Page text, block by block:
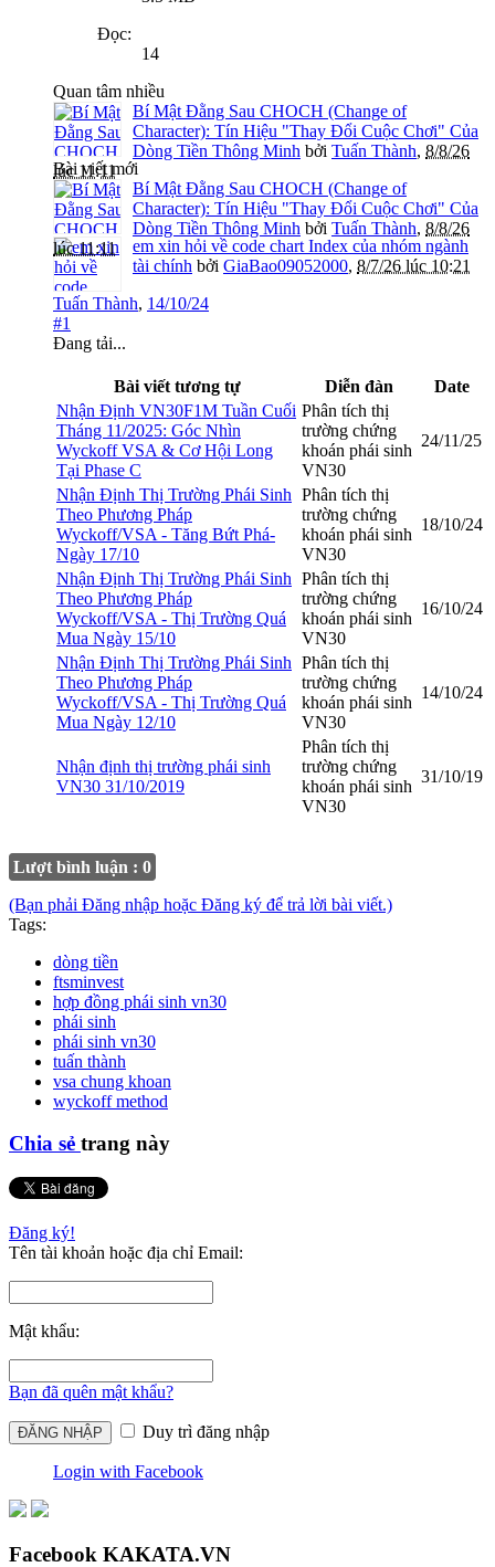
Đọc:
14
Quan tâm nhiều
Bí Mật Đằng Sau CHOCH (Change of
Character): Tín Hiệu "Thay Đổi Cuộc Chơi" Của
Dòng Tiền Thông Minh bởi Tuấn Thành, 8/8/26
lúc 11:11
Bài viết mới
Bí Mật Đằng Sau CHOCH (Change of
Character): Tín Hiệu "Thay Đổi Cuộc Chơi" Của
Dòng Tiền Thông Minh bởi Tuấn Thành, 8/8/26
lúc 11:11
em xin hỏi về code chart Index của nhóm ngành
tài chính bởi GiaBao09052000, 8/7/26 lúc 10:21
Tuấn Thành, 14/10/24
#1
Đang tải...
Bài viết tương tự Diễn đàn
Date
Nhận Định VN30F1M Tuần Cuối
Tháng 11/2025: Góc Nhìn
Wyckoff VSA & Cơ Hội Long
Tại Phase C
Phân tích thị
trường chứng
khoán phái sinh
VN30
24/11/25
Nhận Định Thị Trường Phái Sinh
Theo Phương Pháp
Wyckoff/VSA - Tăng Bứt Phá-
Ngày 17/10
Phân tích thị
trường chứng
khoán phái sinh
VN30
18/10/24
Nhận Định Thị Trường Phái Sinh
Theo Phương Pháp
Wyckoff/VSA - Thị Trường Quá
Mua Ngày 15/10
Phân tích thị
trường chứng
khoán phái sinh
VN30
16/10/24
Nhận Định Thị Trường Phái Sinh
Theo Phương Pháp
Wyckoff/VSA - Thị Trường Quá
Mua Ngày 12/10
Phân tích thị
trường chứng
khoán phái sinh
VN30
14/10/24
Nhận định thị trường phái sinh
VN30 31/10/2019
Phân tích thị
trường chứng
khoán phái sinh
VN30
31/10/19
Lượt bình luận : 0
(Bạn phải Đăng nhập hoặc Đăng ký để trả lời bài viết.)
Tags:
dòng tiền
ftsminvest
hợp đồng phái sinh vn30
phái sinh
phái sinh vn30
tuấn thành
vsa chung khoan
wyckoff method
Chia sẻ trang này
Đăng ký!
Tên tài khoản hoặc địa chỉ Email:
Mật khẩu:
Bạn đã quên mật khẩu?
Duy trì đăng nhập
Login with Facebook
Facebook KAKATA.VN